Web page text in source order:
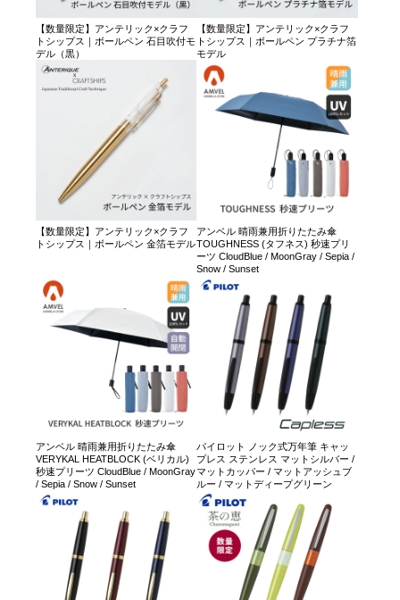
【数量限定】アンテリック×クラフ
トシップス｜ボールペン 石目吹付モ
デル（黒）
【数量限定】アンテリック×クラフ
トシップス｜ボールペン プラチナ箔
モデル
【数量限定】アンテリック×クラフ
トシップス｜ボールペン 金箔モデル
アンベル 晴雨兼用折りたたみ傘
TOUGHNESS (タフネス) 秒速プリ
ーツ CloudBlue / MoonGray / Sepia /
Snow / Sunset
アンベル 晴雨兼用折りたたみ傘
VERYKAL HEATBLOCK (ベリカル)
秒速プリーツ CloudBlue / MoonGray
/ Sepia / Snow / Sunset
パイロット ノック式万年筆 キャッ
プレス ステンレス マットシルバー /
マットカッパー / マットアッシュブ
ルー / マットディープグリーン